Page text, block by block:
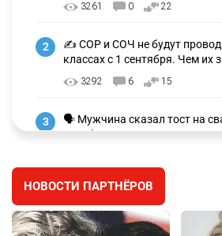
3261 0 22
2
✍️ СОР и СОЧ не будут
классах с 1 сентября. Чем их
3292 6 15
3
🗣 Мужчина сказал тост на
заработал уголовное дело
🐏 Скота больше, а мясо
Казахстане продолжают
баранину и конину
НОВОСТИ ПАРТНЁРОВ